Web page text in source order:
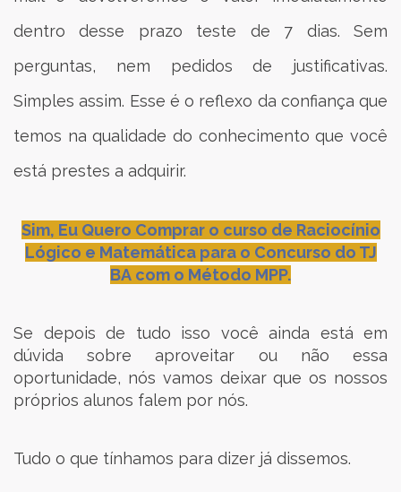
dentro desse prazo teste de 7 dias. Sem
perguntas, nem pedidos de justificativas.
Simples assim. Esse é o reflexo da confiança que
temos na qualidade do conhecimento que você
está prestes a adquirir.
Sim, Eu Quero Comprar o curso de Raciocínio
Lógico e Matemática para o Concurso do TJ
BA com o Método MPP.
Se depois de tudo isso você ainda está em
dúvida sobre aproveitar ou não essa
oportunidade, nós vamos deixar que os nossos
próprios alunos falem por nós.
Tudo o que tínhamos para dizer já dissemos.